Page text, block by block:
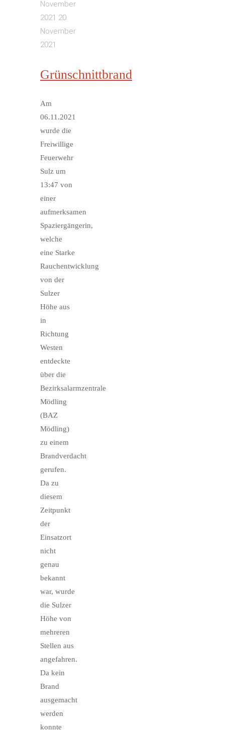
2021"
November
2021 20.
November
2021
Grünschnittbrand
Am
06.11.2021
wurde die
Freiwillige
Feuerwehr
Sulz um
13:47 von
einer
aufmerksamen
Spaziergängerin,
welche
eine Starke
Rauchentwicklung
von der
Sulzer
Höhe aus
in
Richtung
Westen
entdeckte
über die
Bezirksalarmzentrale
Mödling
(BAZ
Mödling)
zu einem
Brandverdacht
gerufen.
Da zu
diesem
Zeitpunkt
der
Einsatzort
nicht
genau
bekannt
war, wurde
die Sulzer
Höhe von
mehreren
Stellen aus
angefahren.
Da kein
Brand
ausgemacht
werden
konnte